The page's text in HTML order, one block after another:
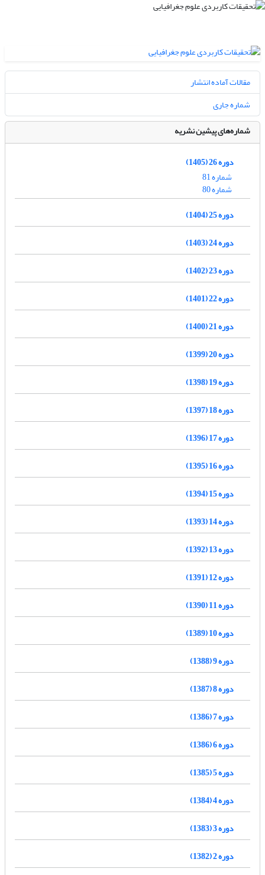
مقالات آماده انتشار
شماره جاری
شماره‌های پیشین نشریه
دوره 26 (1405)
شماره 81
شماره 80
دوره 25 (1404)
دوره 24 (1403)
دوره 23 (1402)
دوره 22 (1401)
دوره 21 (1400)
دوره 20 (1399)
دوره 19 (1398)
دوره 18 (1397)
دوره 17 (1396)
دوره 16 (1395)
دوره 15 (1394)
دوره 14 (1393)
دوره 13 (1392)
دوره 12 (1391)
دوره 11 (1390)
دوره 10 (1389)
دوره 9 (1388)
دوره 8 (1387)
دوره 7 (1386)
دوره 6 (1386)
دوره 5 (1385)
دوره 4 (1384)
دوره 3 (1383)
دوره 2 (1382)